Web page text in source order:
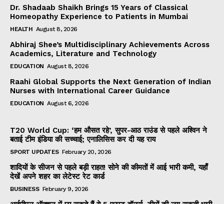
Dr. Shadaab Shaikh Brings 15 Years of Classical
Homeopathy Experience to Patients in Mumbai
HEALTH August 8, 2026
Abhiraj Shee’s Multidisciplinary Achievements Across
Academics, Literature and Technology
EDUCATION August 8, 2026
Raahi Global Supports the Next Generation of Indian
Nurses with International Career Guidance
EDUCATION August 6, 2026
T20 World Cup: ‘हम औसत रहे’, सुपर-आठ राउंड से पहले अश्विन ने
बताई टीम इंडिया की सच्चाई; एनालिसिस कर दी यह राय
SPORT UPDATES February 20, 2026
शादियों के सीजन से पहले बड़ी राहत! सोने की कीमतों में आई भारी कमी, यहाँ
देखें अपने शहर का लेटेस्ट रेट कार्ड
BUSINESS February 9, 2026